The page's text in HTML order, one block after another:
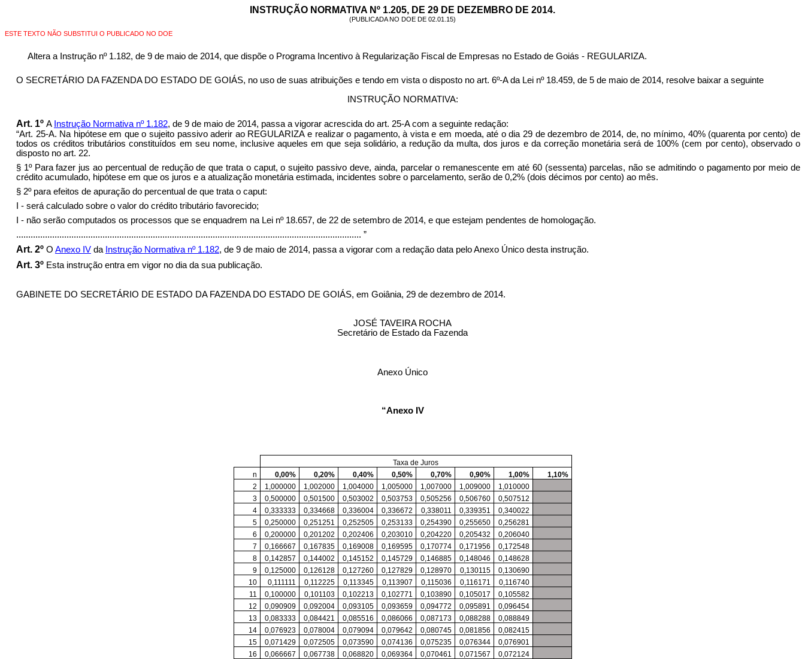
INSTRUÇÃO NORMATIVA Nº 1.205, DE 29 DE DEZEMBRO DE 2014.
(PUBLICADA NO DOE DE 02.01.15)
ESTE TEXTO NÃO SUBSTITUI O PUBLICADO NO DOE
Altera a Instrução nº 1.182, de 9 de maio de 2014, que dispõe o Programa Incentivo à Regularização Fiscal de Empresas no Estado de Goiás - REGULARIZA.
O SECRETÁRIO DA FAZENDA DO ESTADO DE GOIÁS, no uso de suas atribuições e tendo em vista o disposto no art. 6º-A da Lei nº 18.459, de 5 de maio de 2014, resolve baixar a seguinte
INSTRUÇÃO NORMATIVA:
Art. 1º A Instrução Normativa nº 1.182, de 9 de maio de 2014, passa a vigorar acrescida do art. 25-A com a seguinte redação:
“Art. 25-A. Na hipótese em que o sujeito passivo aderir ao REGULARIZA e realizar o pagamento, à vista e em moeda, até o dia 29 de dezembro de 2014, de, no mínimo, 40% (quarenta por cento) de
todos os créditos tributários constituídos em seu nome, inclusive aqueles em que seja solidário, a redução da multa, dos juros e da correção monetária será de 100% (cem por cento), observado o
disposto no art. 22.
§ 1º Para fazer jus ao percentual de redução de que trata o caput, o sujeito passivo deve, ainda, parcelar o remanescente em até 60 (sessenta) parcelas, não se admitindo o pagamento por meio de
crédito acumulado, hipótese em que os juros e a atualização monetária estimada, incidentes sobre o parcelamento, serão de 0,2% (dois décimos por cento) ao mês.
§ 2º para efeitos de apuração do percentual de que trata o caput:
I - será calculado sobre o valor do crédito tributário favorecido;
I - não serão computados os processos que se enquadrem na Lei nº 18.657, de 22 de setembro de 2014, e que estejam pendentes de homologação.
................................................................................................................................................ ”
Art. 2º O Anexo IVda Instrução Normativa nº 1.182, de 9 de maio de 2014, passa a vigorar com a redação data pelo Anexo Único desta instrução.
Art. 3º Esta instrução entra em vigor no dia da sua publicação.
GABINETE DO SECRETÁRIO DE ESTADO DA FAZENDA DO ESTADO DE GOIÁS, em Goiânia, 29 de dezembro de 2014.
JOSÉ TAVEIRA ROCHA
Secretário de Estado da Fazenda
Anexo Único
“Anexo IV
Taxa de Juros
n
0,00% 0,20% 0,40% 0,50% 0,70% 0,90% 1,00%
1,10%
2
1,000000 1,002000 1,004000 1,005000 1,007000 1,009000
1,010000
3
0,500000 0,501500 0,503002 0,503753 0,505256 0,506760
0,507512
4
0,333333 0,334668 0,336004 0,336672 0,338011 0,339351
0,340022
5
0,250000 0,251251 0,252505 0,253133 0,254390 0,255650
0,256281
6
0,200000 0,201202 0,202406 0,203010 0,204220 0,205432
0,206040
7
0,166667 0,167835 0,169008 0,169595 0,170774 0,171956
0,172548
8
0,142857 0,144002 0,145152 0,145729 0,146885 0,148046
0,148628
9
0,125000 0,126128 0,127260 0,127829 0,128970 0,130115
0,130690
10
0,111111 0,112225 0,113345 0,113907 0,115036 0,116171
0,116740
11
0,100000 0,101103 0,102213 0,102771 0,103890 0,105017
0,105582
12
0,090909 0,092004 0,093105 0,093659 0,094772 0,095891
0,096454
13
0,083333 0,084421 0,085516 0,086066 0,087173 0,088288
0,088849
14
0,076923 0,078004 0,079094 0,079642 0,080745 0,081856
0,082415
15
0,071429 0,072505 0,073590 0,074136 0,075235 0,076344
0,076901
16
0,066667 0,067738 0,068820 0,069364 0,070461 0,071567
0,072124